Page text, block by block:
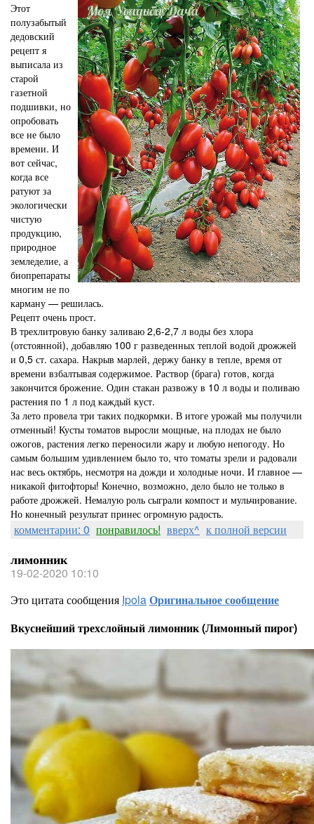
Этот
полузабытый
дедовский
рецепт я
выписала из
старой
газетной
подшивки, но
опробовать
все не было
времени. И
вот сейчас,
когда все
ратуют за
экологически
чистую
продукцию,
природное
земледелие, а
биопрепараты
многим не по
карману — решилась.
Рецепт очень прост.
В трехлитровую банку заливаю 2,6-2,7 л воды без хлора
(отстоянной), добавляю 100 г разведенных теплой водой дрожжей
и 0,5 ст. сахара. Накрыв марлей, держу банку в тепле, время от
времени взбалтывая содержимое. Раствор (брага) готов, когда
закончится брожение. Один стакан развожу в 10 л воды и поливаю
растения по 1 л под каждый куст.
За лето провела три таких подкормки. В итоге урожай мы получили
отменный! Кусты томатов выросли мощные, на плодах не было
ожогов, растения легко переносили жару и любую непогоду. Но
самым большим удивлением было то, что томаты зрели и радовали
нас весь октябрь, несмотря на дожди и холодные ночи. И главное —
никакой фитофторы! Конечно, возможно, дело было не только в
работе дрожжей. Немалую роль сыграли компост и мульчирование.
Но конечный результат принес огромную радость.
комментарии: 0 понравилось! вверх^ к полной версии
лимонник
19-02-2020 10:10
Это цитата сообщения IpolaОригинальное сообщение
Вкуснейший трехслойный лимонник (Лимонный пирог)